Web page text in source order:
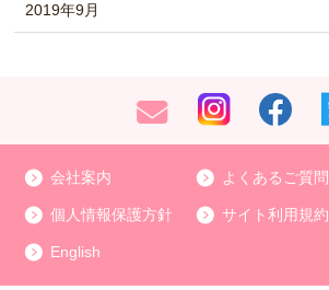
2019年9月
会社案内 よくあるご質問
個人情報保護方針 サイト利用規約
English